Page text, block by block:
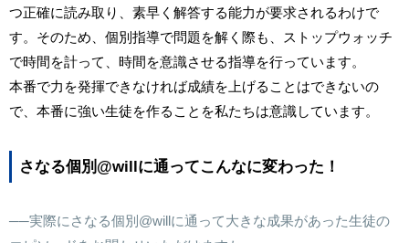
つ正確に読み取り、素早く解答する能力が要求されるわけで
す。そのため、個別指導で問題を解く際も、ストップウォッチ
で時間を計って、時間を意識させる指導を行っています。
本番で力を発揮できなければ成績を上げることはできないの
で、本番に強い生徒を作ることを私たちは意識しています。
さなる個別 @willに通ってこんなに変わった！
──実際にさなる個別 @willに通って大きな成果があった生徒の